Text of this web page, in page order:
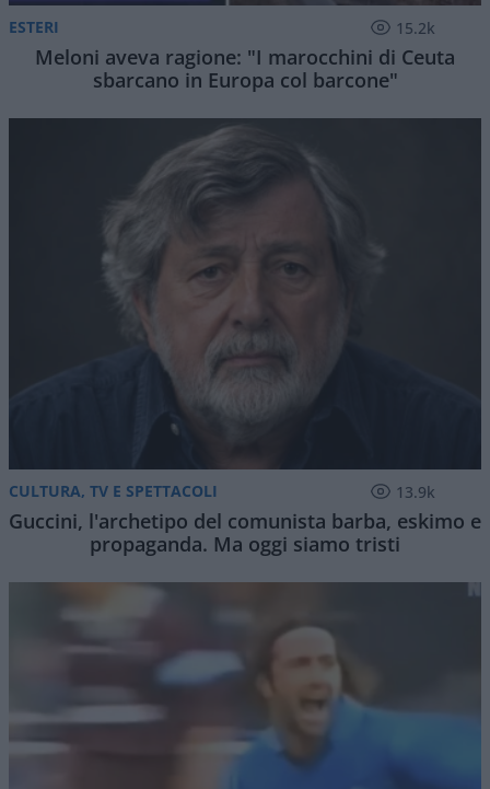
ESTERI 15.2k
Meloni aveva ragione: "I marocchini di Ceuta
sbarcano in Europa col barcone"
CULTURA, TV E SPETTACOLI 13.9k
Guccini, l'archetipo del comunista barba, eskimo e
propaganda. Ma oggi siamo tristi